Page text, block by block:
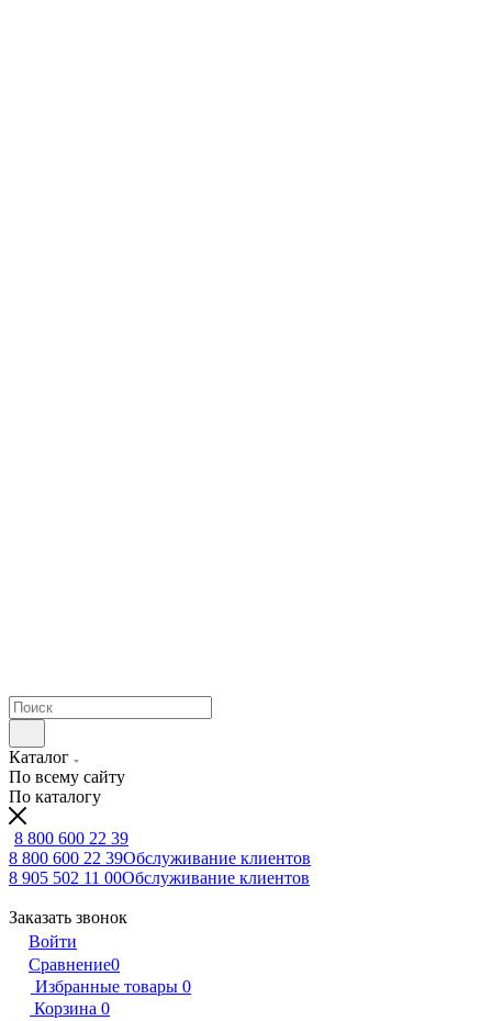
Каталог
По всему сайту
По каталогу
8 800 600 22 39
8 800 600 22 39Обслуживание клиентов
8 905 502 11 00Обслуживание клиентов
Заказать звонок
Войти
Сравнение0
Избранные товары 0
Корзина 0